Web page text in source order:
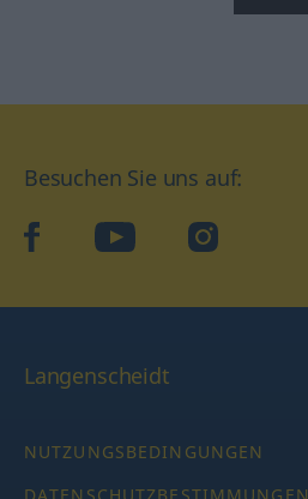
Besuchen Sie uns auf:
facebookYouTube Instagram
Langenscheidt
NUTZUNGSBEDINGUNGEN